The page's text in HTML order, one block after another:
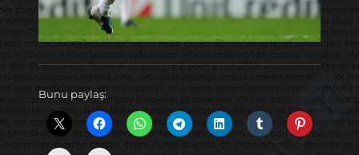
Bunu paylaş: